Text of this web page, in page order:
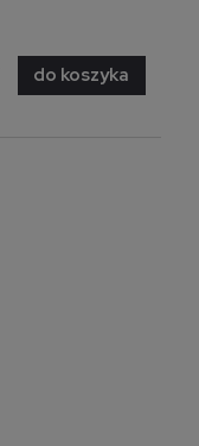
do koszyka